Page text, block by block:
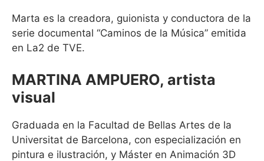
Marta es la creadora, guionista y conductora de la
serie documental “Caminos de la Música” emitida
en La2 de TVE.
MARTINA AMPUERO, artista
visual
Graduada en la Facultad de Bellas Artes de la
Universitat de Barcelona, con especialización en
pintura e ilustración, y Máster en Animación 3D